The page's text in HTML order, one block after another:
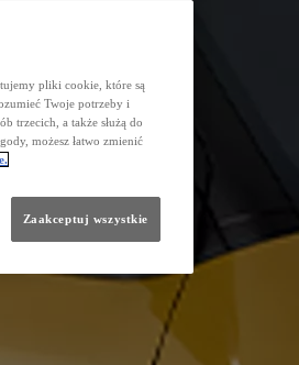
pliki cookie, które są
Twoje potrzeby i
trzecich, a także służą do
możesz łatwo zmienić
Zaakceptuj wszystkie